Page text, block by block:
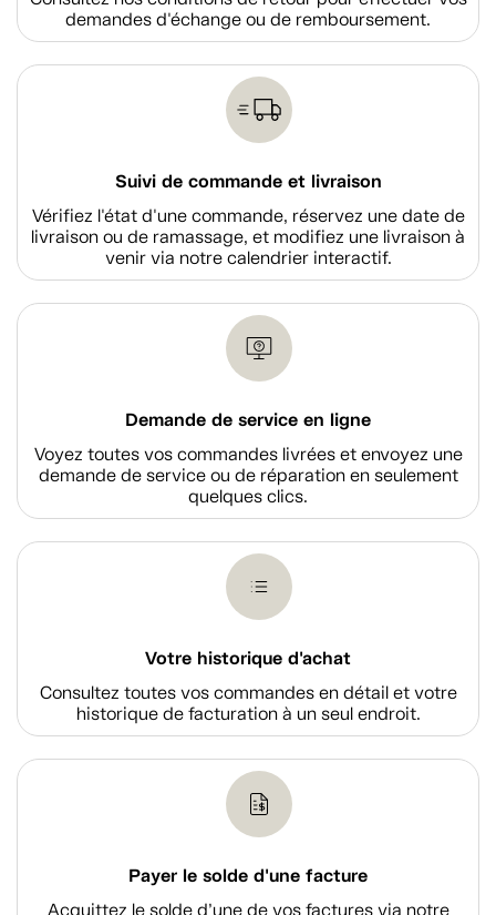
demandes d'échange ou de remboursement.
Suivi de commande et livraison
Vérifiez l'état d'une commande, réservez une date de
livraison ou de ramassage, et modifiez une livraison à
venir via notre calendrier interactif.
Demande de service en ligne
Voyez toutes vos commandes livrées et envoyez une
demande de service ou de réparation en seulement
quelques clics.
Votre historique d'achat
Consultez toutes vos commandes en détail et votre
historique de facturation à un seul endroit.
Payer le solde d'une facture
Acquittez le solde d’une de vos factures via notre